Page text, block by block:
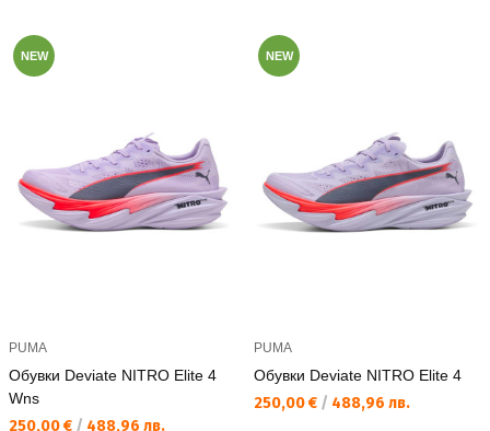
NEW
PUMA
Обувки Deviate NITRO Elite 4
Wns
Текуща цена:
250,00 € / 488,96 лв.
NEW
PUMA
Обувки Deviate NITRO Elite 4
Текуща цена:
250,00 € / 488,96 лв.